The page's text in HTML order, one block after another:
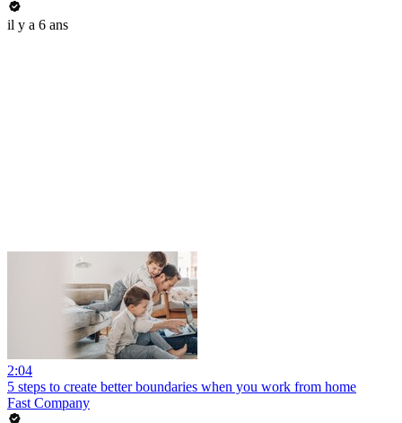
il y a 6 ans
2:04
5 steps to create better boundaries when you work from home
Fast Company